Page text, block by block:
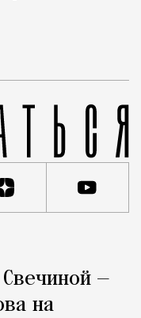
праздник День
—
на